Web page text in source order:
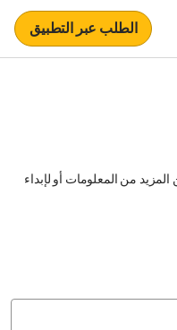
الطلب عبر التطبيق
من المعلومات أو لإبداء